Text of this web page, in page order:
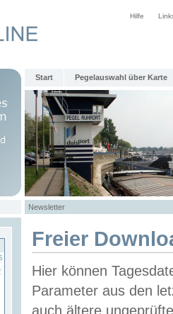
Hilfe
Start Pegelauswahl über Karte
Newsletter
Freier
Hier können
Parameter aus den
auch ältere